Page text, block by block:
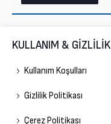
KULLANIM & GİZLİLİK
Kullanım Koşulları
Gizlilik Politikası
Çerez Politikası